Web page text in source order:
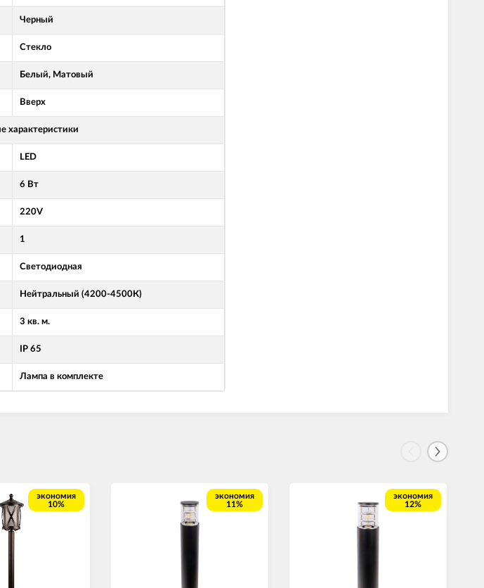
Черный
Стекло
Белый, Матовый
Вверх
характеристики
LED
6 Вт
220V
1
Светодиодная
Нейтральный (4200-4500К)
3 кв. м.
IP 65
Лампа в комплекте
экономия
10%
экономия
11%
экономия
12%